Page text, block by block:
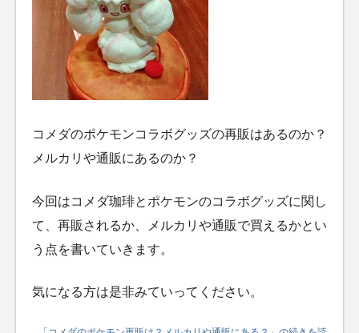
コメダのポケモンコラボグッズの再販はあるのか？
メルカリや通販にあるのか？
今回はコメダ珈琲とポケモンのコラボグッズに関し
て、再販されるか、メルカリや通販で買えるかとい
う点を書いていきます。
気になる方は是非みていってください。